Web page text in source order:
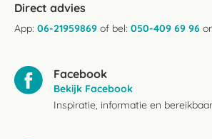
Direct advies
App: 06-21959869 of bel: 050-409 69 96
Facebook
Bekijk Facebook
Inspiratie, informatie en